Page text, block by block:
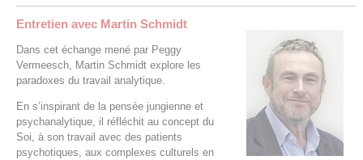
Entretien avec Martin Schmidt
Dans cet échange mené par Peggy
Vermeesch, Martin Schmidt explore les
paradoxes du travail analytique.
En s’inspirant de la pensée jungienne et
psychanalytique, il réfléchit au concept du
Soi, à son travail avec des patients
psychotiques, aux complexes culturels en